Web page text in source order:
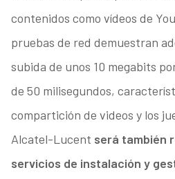
contenidos como vídeos de
pruebas de red demuestran
subida de unos 10 megabits
de 50 milisegundos,
compartición de videos y los
Alcatel-Lucent será también
servicios de instalación y